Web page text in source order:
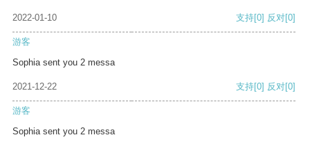
2022-01-10 支持[0] 反对[0]
游客
Sophia sent you 2 messa
2021-12-22 支持[0] 反对[0]
游客
Sophia sent you 2 messa